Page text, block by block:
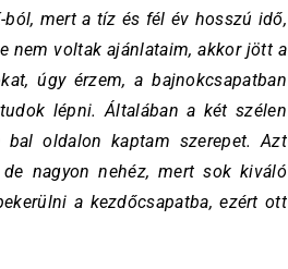
mert a tíz és fél év hosszú idő,
nem voltak ajánlataim, akkor jött a
úgy érzem, a bajnokcsapatban
lépni. Általában a két szélen
oldalon kaptam szerepet. Azt
nagyon nehéz, mert sok kiváló
a kezdőcsapatba, ezért ott